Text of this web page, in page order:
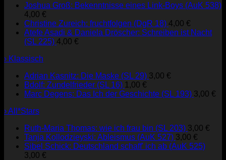
Joshua Groß: Bekenntnisse eines Link-Boys (AuK 538)
4,00 €
Christine Zureich: fruchtfolgen (DgR 18) 4,00 €
Atefe Asadi & Daniela Dröscher: Schreiben ist Nacht
(SL 225) 4,00 €
› Klassisch
Adrian Kasnitz: Die Maske (SL 29) 3,00 €
Bdolf: Zundelfrieder (SL 16) 1,00 €
Marc Degens: Das Ich der Geschichte (SL 193) 3,00 €
› All*Stars
Ruth-Maria Thomas: wie ich frau bin (SL 203) 3,00 €
Tanja Kollodzieyski: Ableismus (AuK 527) 3,00 €
Sibel Schick: Deutschland schaff' ich ab (AuK 525)
3,00 €